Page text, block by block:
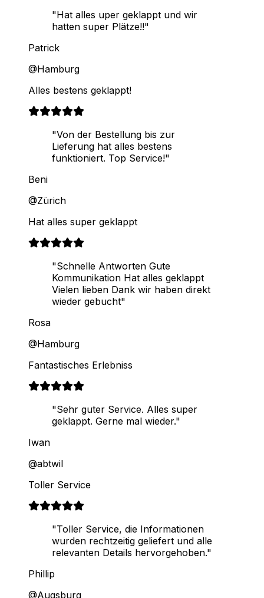
"Hat alles uper geklappt und wir
hatten super Plätze!!"
Patrick
@Hamburg
Alles bestens geklappt!
"Von der Bestellung bis zur
Lieferung hat alles bestens
funktioniert. Top Service!"
Beni
@Zürich
Hat alles super geklappt
"Schnelle Antworten Gute
Kommunikation Hat alles geklappt
Vielen lieben Dank wir haben direkt
wieder gebucht"
Rosa
@Hamburg
Fantastisches Erlebniss
"Sehr guter Service. Alles super
geklappt. Gerne mal wieder."
Iwan
@abtwil
Toller Service
"Toller Service, die Informationen
wurden rechtzeitig geliefert und alle
relevanten Details hervorgehoben."
Phillip
@Augsburg